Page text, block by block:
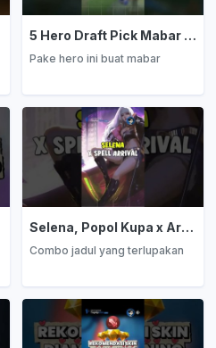
5 Hero Draft Pick Mabar Auto Win
Pake hero ini buat mabar
Selena, Popol Kupa x Arrival
Combo jadul yang terlupakan